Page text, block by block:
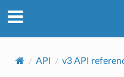
API v3 API